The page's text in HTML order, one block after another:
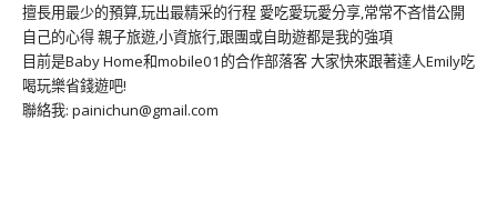
擅長用最少的預算,玩出最精采的行程 愛吃愛玩愛分享,常常不吝惜公開
自己的心得 親子旅遊,小資旅行,跟團或自助遊都是我的強項
目前是Baby Home和mobile01的合作部落客 大家快來跟著達人Emily吃
喝玩樂省錢遊吧!
聯絡我: painichun@gmail.com